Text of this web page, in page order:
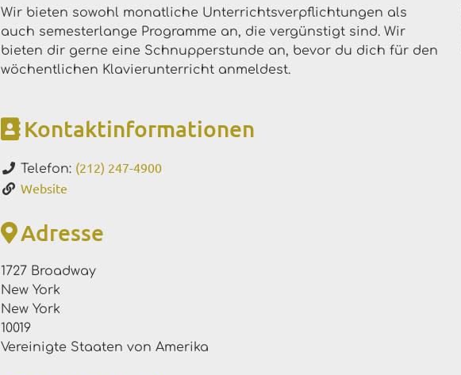
Wir bieten sowohl monatliche Unterrichtsverpflichtungen als
auch semesterlange Programme an, die vergünstigt sind. Wir
bieten dir gerne eine Schnupperstunde an, bevor du dich für den
wöchentlichen Klavierunterricht anmeldest.
Kontaktinformationen
Telefon: (212) 247-4900
Website
Adresse
1727 Broadway
New York
New York
10019
Vereinigte Staaten von Amerika